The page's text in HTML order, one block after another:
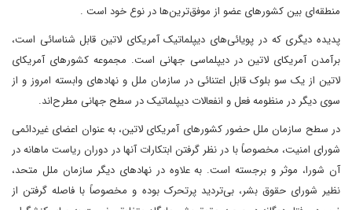
منطقه‌ای بین کشورهای عضو از موفق‌ترین‌ها در نوع خود است .
پدیده‌ دیگری که در پویائی‌های دیپلماتیک آمریکای لاتین قابل شناسائی است،
برآمدن آمریکای لاتین در دیپلماسی جهانی است. مجموعه کشورهای آمریکای
لاتین از یک سو بلوک قابل اعتنائی در سازمان ملل و نهادهای وابسته امروز و از
سوی دیگر در منظومه فعل و انفعالات دیپلماتیک در سطح جهانی مطرح‌اند.
در سطح سازمان ملل حضور کشورهای آمریکای لاتین، به عنوان اعضای غیردائمی
شورای امنیت، مخصوصاً با در نظر گرفتن ابتکارات آنها در دوران ریاست ماهانه در
آن شورا، موثر و برجسته است. به علاوه در نهادهای دیگر سازمان ملل متحد،
نظیر شورای حقوق بشر، بی‌تردید پرتحرک بوده و مخصوصاً با فاصله گرفتن از